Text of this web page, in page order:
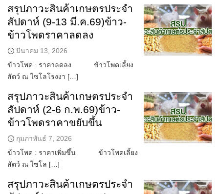
สรุปภาวะสินค้าเกษตรประจำ
สัปดาห์ (9-13 มี.ค.69)ข้าว-
ข้าวโพดราคาลดลง
มีนาคม 13, 2026
ข้าวโพด : ราคาลดลง ข้าวโพดเลี้ยง
สัตว์ ณ ไซโลโรงงา […]
สรุปภาวะสินค้าเกษตรประจำ
สัปดาห์ (2-6 ก.พ.69)ข้าว-
ข้าวโพดราคาขยับขึ้น
กุมภาพันธ์ 7, 2026
ข้าวโพด : ราคาเพิ่มขึ้น ข้าวโพดเลี้ยง
สัตว์ ณ ไซโล […]
สรุปภาวะสินค้าเกษตรประจำ